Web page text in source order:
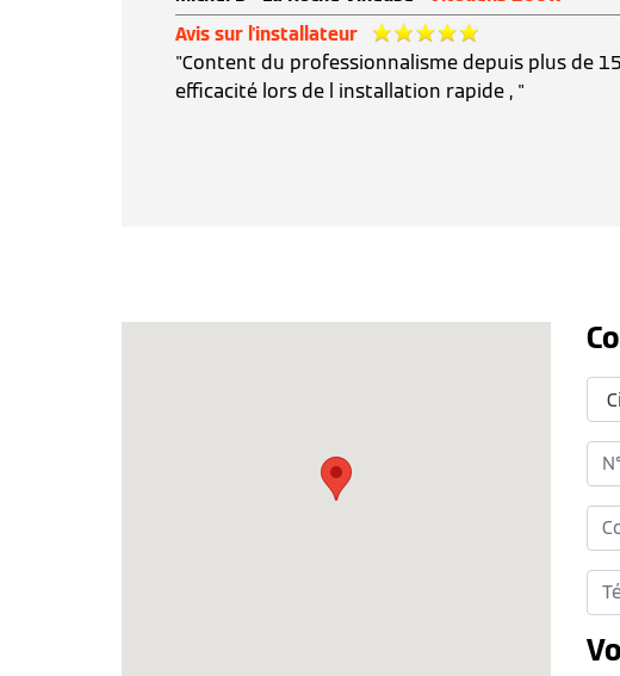
Avis sur l'installateur
"Content du professionnalisme depuis plus de
efficacité lors de l installation rapide , "